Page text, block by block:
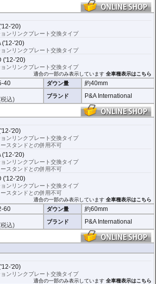
'20)
ンリンクプレート交換タイプ
('12-'20)
ンリンクプレート交換タイプ
('12-'20)
ンリンクプレート交換タイプ
適合の一部のみ表示しています全車種表示はこちら
40 ダウン量 約40mm
込) ブランド P&A International
'20)
ンリンクプレート交換タイプ
スタンドとの併用不可
('12-'20)
ンリンクプレート交換タイプ
スタンドとの併用不可
('12-'20)
ンリンクプレート交換タイプ
スタンドとの併用不可
適合の一部のみ表示しています全車種表示はこちら
60 ダウン量 約60mm
込) ブランド P&A International
'20)
ンリンクプレート交換タイプ
適合の一部のみ表示しています全車種表示はこちら